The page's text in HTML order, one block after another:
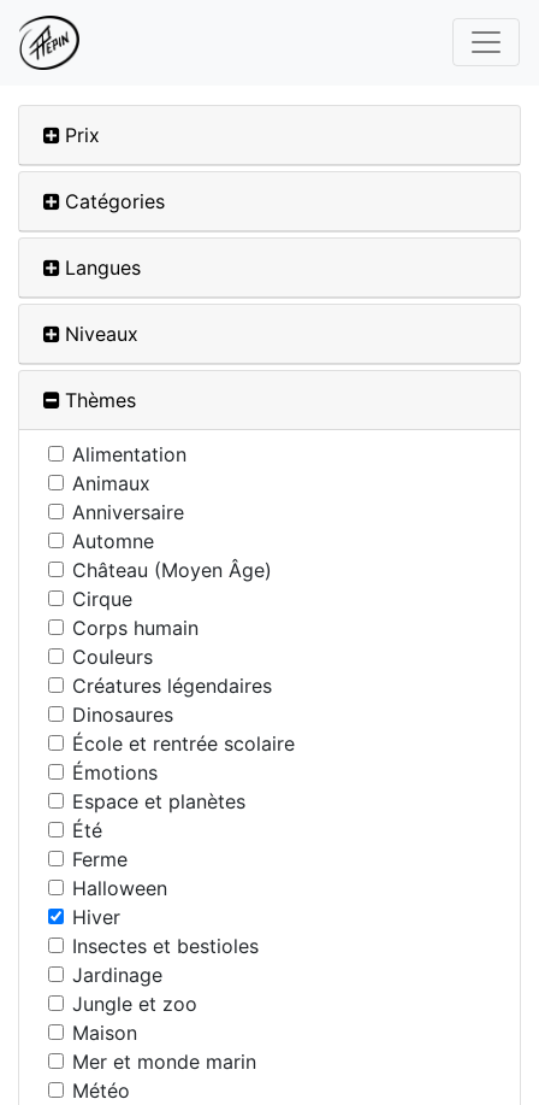
Prix
Catégories
Langues
Niveaux
Thèmes
Alimentation
Animaux
Anniversaire
Automne
Château (Moyen Âge)
Cirque
Corps humain
Couleurs
Créatures légendaires
Dinosaures
École et rentrée scolaire
Émotions
Espace et planètes
Été
Ferme
Halloween
Hiver
Insectes et bestioles
Jardinage
Jungle et zoo
Maison
Mer et monde marin
Météo